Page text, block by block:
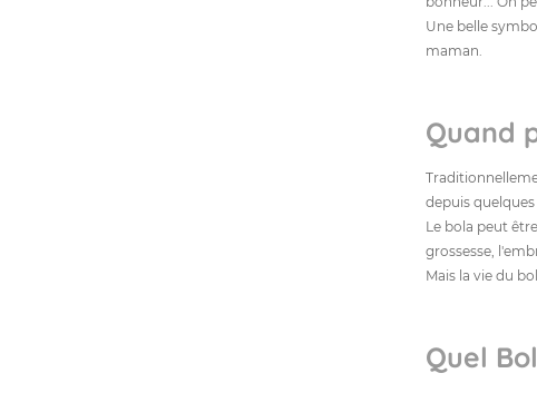
Une belle
maman.
Quand
depuis
Le bola peut
grossesse,
Mais la vie du
Quel